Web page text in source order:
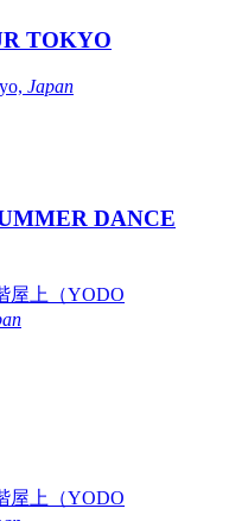
TOKYO
Japan
DANCE
屋上（YODO
屋上（YODO